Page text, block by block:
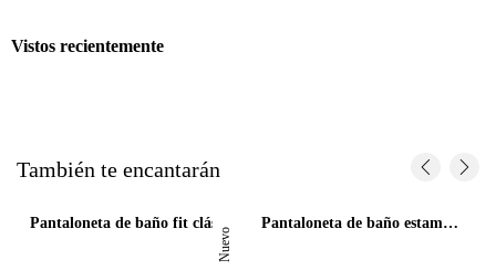
Vistos recientemente
También te encantarán
Nuevo
Pantaloneta de baño estampado palmeras para hombre